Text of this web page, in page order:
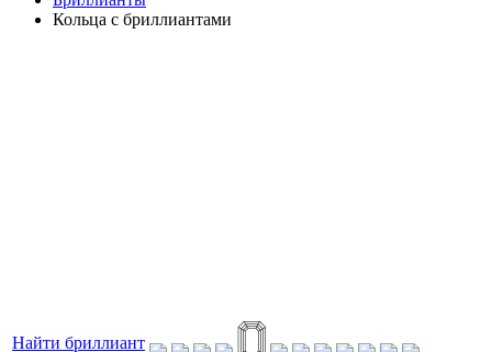
Кольца с бриллиантами
Найти бриллиант